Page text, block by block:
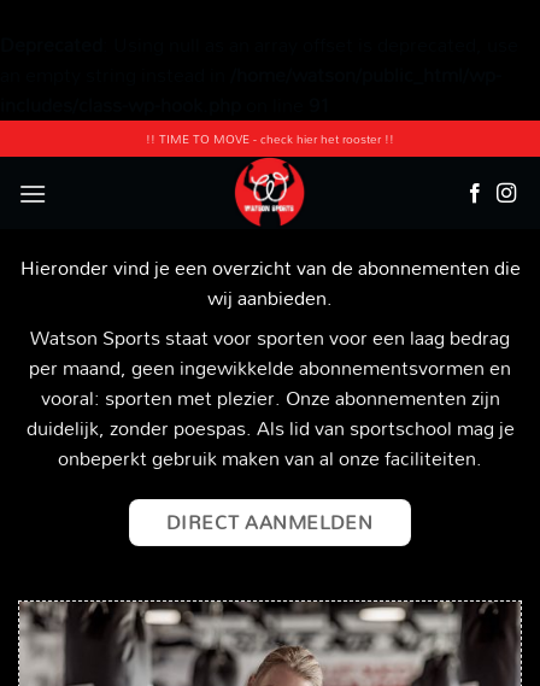
naar
inhoud
!! TIME TO MOVE - check hier het rooster !!
Hieronder vind je een overzicht van de abonnementen die
wij aanbieden.
Watson Sports staat voor sporten voor een laag bedrag
per maand, geen ingewikkelde abonnementsvormen en
vooral: sporten met plezier. Onze abonnementen zijn
duidelijk, zonder poespas. Als lid van sportschool mag je
onbeperkt gebruik maken van al onze faciliteiten.
DIRECT AANMELDEN